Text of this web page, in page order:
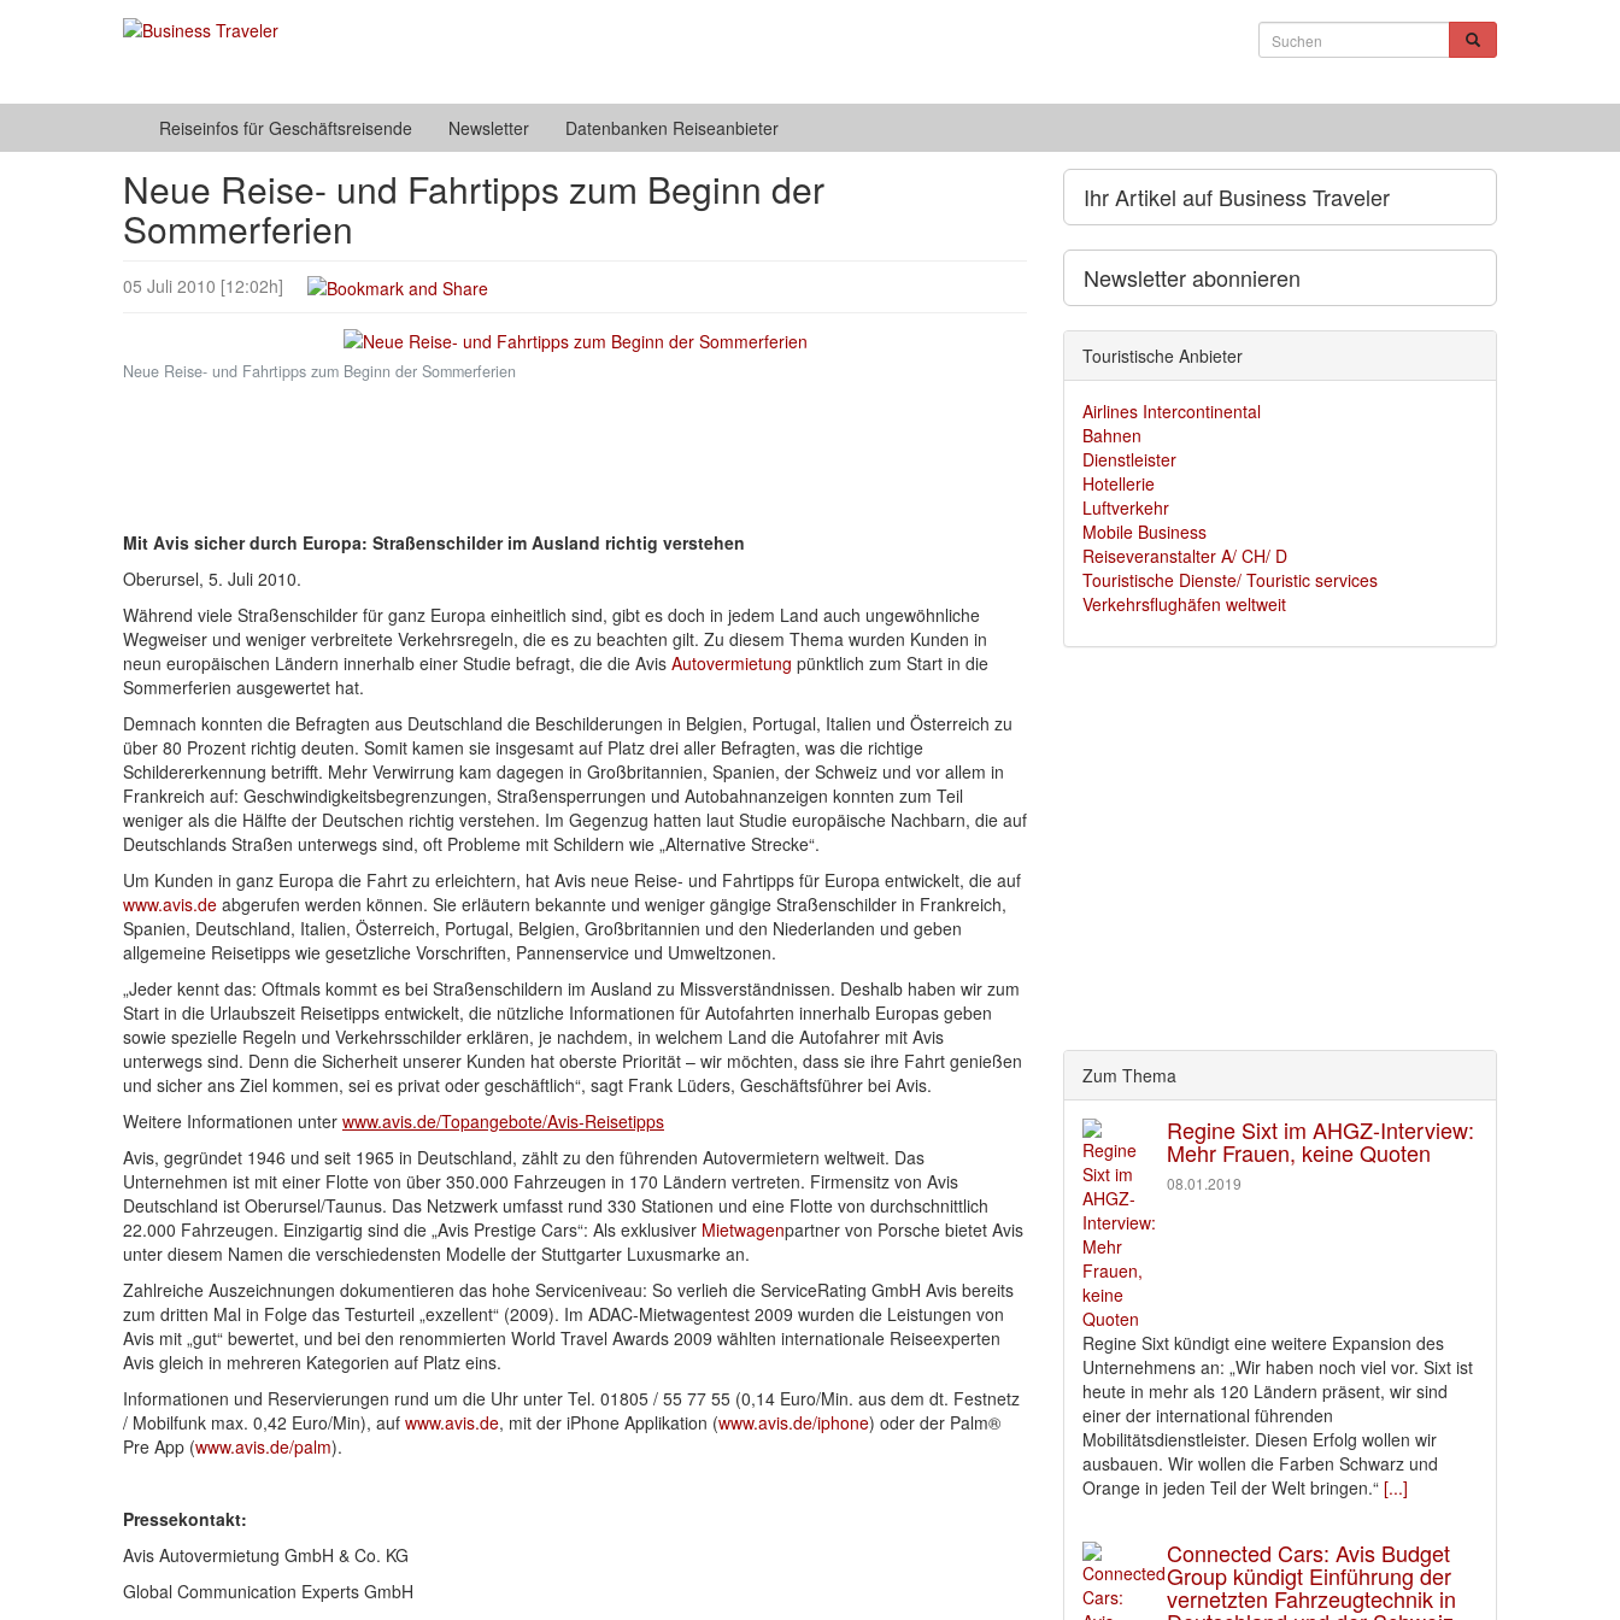
Reiseinfos für Geschäftsreisende Newsletter Datenbanken Reiseanbieter
Neue Reise- und Fahrtipps zum Beginn der
Sommerferien
05 Juli 2010 [12:02h]
Neue Reise- und Fahrtipps zum Beginn der Sommerferien
Mit Avis sicher durch Europa: Straßenschilder im Ausland richtig verstehen
Oberursel, 5. Juli 2010.
Während viele Straßenschilder für ganz Europa einheitlich sind, gibt es doch in jedem Land auch ungewöhnliche
Wegweiser und weniger verbreitete Verkehrsregeln, die es zu beachten gilt. Zu diesem Thema wurden Kunden in
neun europäischen Ländern innerhalb einer Studie befragt, die die Avis Autovermietung pünktlich zum Start in die
Sommerferien ausgewertet hat.
Demnach konnten die Befragten aus Deutschland die Beschilderungen in Belgien, Portugal, Italien und Österreich zu
über 80 Prozent richtig deuten. Somit kamen sie insgesamt auf Platz drei aller Befragten, was die richtige
Schildererkennung betrifft. Mehr Verwirrung kam dagegen in Großbritannien, Spanien, der Schweiz und vor allem in
Frankreich auf: Geschwindigkeitsbegrenzungen, Straßensperrungen und Autobahnanzeigen konnten zum Teil
weniger als die Hälfte der Deutschen richtig verstehen. Im Gegenzug hatten laut Studie europäische Nachbarn, die auf
Deutschlands Straßen unterwegs sind, oft Probleme mit Schildern wie „Alternative Strecke“.
Um Kunden in ganz Europa die Fahrt zu erleichtern, hat Avis neue Reise- und Fahrtipps für Europa entwickelt, die auf
www.avis.de abgerufen werden können. Sie erläutern bekannte und weniger gängige Straßenschilder in Frankreich,
Spanien, Deutschland, Italien, Österreich, Portugal, Belgien, Großbritannien und den Niederlanden und geben
allgemeine Reisetipps wie gesetzliche Vorschriften, Pannenservice und Umweltzonen.
„Jeder kennt das: Oftmals kommt es bei Straßenschildern im Ausland zu Missverständnissen. Deshalb haben wir zum
Start in die Urlaubszeit Reisetipps entwickelt, die nützliche Informationen für Autofahrten innerhalb Europas geben
sowie spezielle Regeln und Verkehrsschilder erklären, je nachdem, in welchem Land die Autofahrer mit Avis
unterwegs sind. Denn die Sicherheit unserer Kunden hat oberste Priorität – wir möchten, dass sie ihre Fahrt genießen
und sicher ans Ziel kommen, sei es privat oder geschäftlich“, sagt Frank Lüders, Geschäftsführer bei Avis.
Weitere Informationen unter www.avis.de/Topangebote/Avis-Reisetipps
Avis, gegründet 1946 und seit 1965 in Deutschland, zählt zu den führenden Autovermietern weltweit. Das
Unternehmen ist mit einer Flotte von über 350.000 Fahrzeugen in 170 Ländern vertreten. Firmensitz von Avis
Deutschland ist Oberursel/Taunus. Das Netzwerk umfasst rund 330 Stationen und eine Flotte von durchschnittlich
22.000 Fahrzeugen. Einzigartig sind die „Avis Prestige Cars“: Als exklusiver Mietwagenpartner von Porsche bietet Avis
unter diesem Namen die verschiedensten Modelle der Stuttgarter Luxusmarke an.
Zahlreiche Auszeichnungen dokumentieren das hohe Serviceniveau: So verlieh die ServiceRating GmbH Avis bereits
zum dritten Mal in Folge das Testurteil „exzellent“ (2009). Im ADAC-Mietwagentest 2009 wurden die Leistungen von
Avis mit „gut“ bewertet, und bei den renommierten World Travel Awards 2009 wählten internationale Reiseexperten
Avis gleich in mehreren Kategorien auf Platz eins.
Informationen und Reservierungen rund um die Uhr unter Tel. 01805 / 55 77 55 (0,14 Euro/Min. aus dem dt. Festnetz
/ Mobilfunk max. 0,42 Euro/Min), auf www.avis.de, mit der iPhone Applikation (www.avis.de/iphone) oder der Palm®
Pre App (www.avis.de/palm).
Pressekontakt:
Avis Autovermietung GmbH & Co. KG
Global Communication Experts GmbH
Ihr Artikel auf Business Traveler
Newsletter abonnieren
Touristische Anbieter
Airlines Intercontinental
Bahnen
Dienstleister
Hotellerie
Luftverkehr
Mobile Business
Reiseveranstalter A/ CH/ D
Touristische Dienste/ Touristic services
Verkehrsflughäfen weltweit
Zum Thema
Regine Sixt im AHGZ-Interview:
Mehr Frauen, keine Quoten
08.01.2019
Regine Sixt kündigt eine weitere Expansion des
Unternehmens an: „Wir haben noch viel vor. Sixt ist
heute in mehr als 120 Ländern präsent, wir sind
einer der international führenden
Mobilitätsdienstleister. Diesen Erfolg wollen wir
ausbauen. Wir wollen die Farben Schwarz und
Orange in jeden Teil der Welt bringen.“ [...]
Connected Cars: Avis Budget
Group kündigt Einführung der
vernetzten Fahrzeugtechnik in